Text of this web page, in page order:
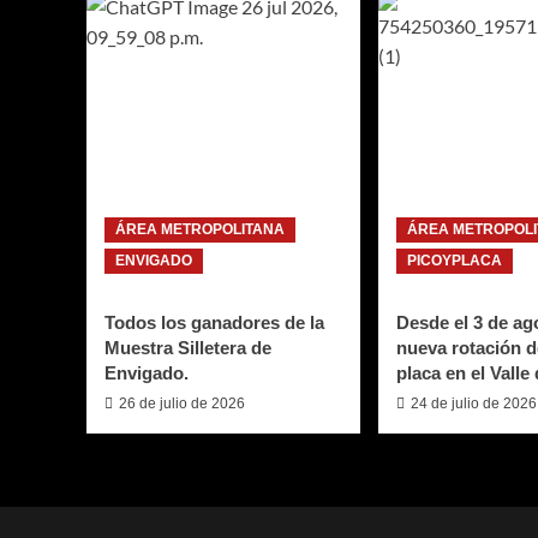
ÁREA METROPOLITANA
ENVIGADO
Todos los ganadores de la
Muestra Silletera de
Envigado.
26 de julio de 2026
ÁREA
PICOYPLACA
Desde el 3 de
nueva rotación
placa en el Valle
24 de julio de 2026